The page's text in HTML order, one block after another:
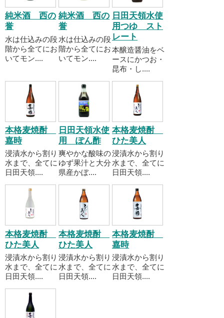
純米酒 西の
誉
水は仕込みの段
階から全てにお
いてモン....
純米酒 西の
誉
水は仕込みの段
階から全てにお
いてモン....
日田天領水使
用つゆ スト
レート
本醸造醤油をベ
ースにかつお・
昆布・し....
本格麦焼酎
嘉時
浸漬水から割り
水まで、全てに
日田天領....
日田天領水使
用 ぽん酢
爽やかな酸味の
ゆず果汁と大分
県産かぼ....
本格麦焼酎
ひた美人
浸漬水から割り
水まで、全てに
日田天領....
本格麦焼酎
ひた美人
浸漬水から割り
水まで、全てに
日田天領....
本格麦焼酎
ひた美人
浸漬水から割り
水まで、全てに
日田天領....
本格麦焼酎
嘉時
浸漬水から割り
水まで、全てに
日田天領....